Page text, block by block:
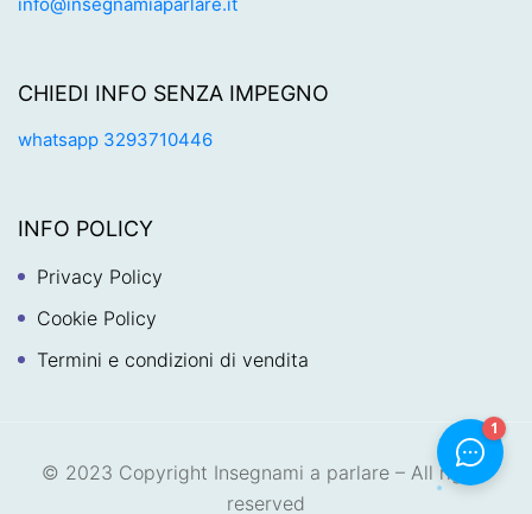
CHIEDI INFO SENZA IMPEGNO
whatsapp 3293710446
INFO POLICY
Privacy Policy
Cookie Policy
Termini e condizioni di vendita
© 2023 Copyright Insegnami a parlare – All rights
reserved